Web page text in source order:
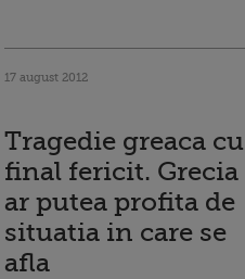
17 august 2012
Tragedie greaca cu
final fericit. Grecia
ar putea profita de
situatia in care se
afla